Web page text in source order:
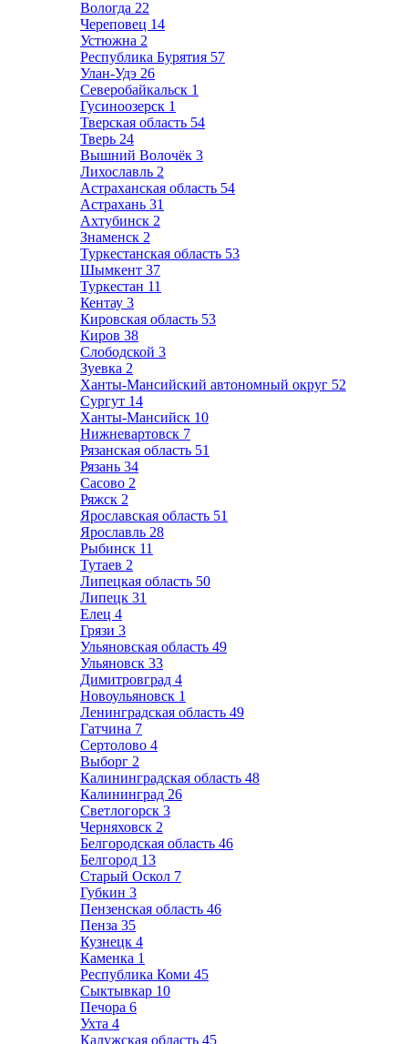
Вологда 22
Череповец 14
Устюжна 2
Республика Бурятия 57
Улан-Удэ 26
Северобайкальск 1
Гусиноозерск 1
Тверская область 54
Тверь 24
Вышний Волочёк 3
Лихославль 2
Астраханская область 54
Астрахань 31
Ахтубинск 2
Знаменск 2
Туркестанская область 53
Шымкент 37
Туркестан 11
Кентау 3
Кировская область 53
Киров 38
Слободской 3
Зуевка 2
Ханты-Мансийский автономный округ 52
Сургут 14
Ханты-Мансийск 10
Нижневартовск 7
Рязанская область 51
Рязань 34
Сасово 2
Ряжск 2
Ярославская область 51
Ярославль 28
Рыбинск 11
Тутаев 2
Липецкая область 50
Липецк 31
Елец 4
Грязи 3
Ульяновская область 49
Ульяновск 33
Димитровград 4
Новоульяновск 1
Ленинградская область 49
Гатчина 7
Сертолово 4
Выборг 2
Калининградская область 48
Калининград 26
Светлогорск 3
Черняховск 2
Белгородская область 46
Белгород 13
Старый Оскол 7
Губкин 3
Пензенская область 46
Пенза 35
Кузнецк 4
Каменка 1
Республика Коми 45
Сыктывкар 10
Печора 6
Ухта 4
Калужская область 45